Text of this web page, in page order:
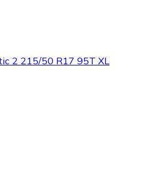
2 215/50 R17 95T XL